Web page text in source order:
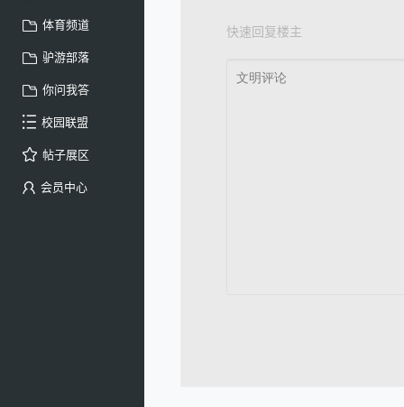
体育频道
驴游部落
你问我答
校园联盟
帖子展区
会员中心
快速回复楼主